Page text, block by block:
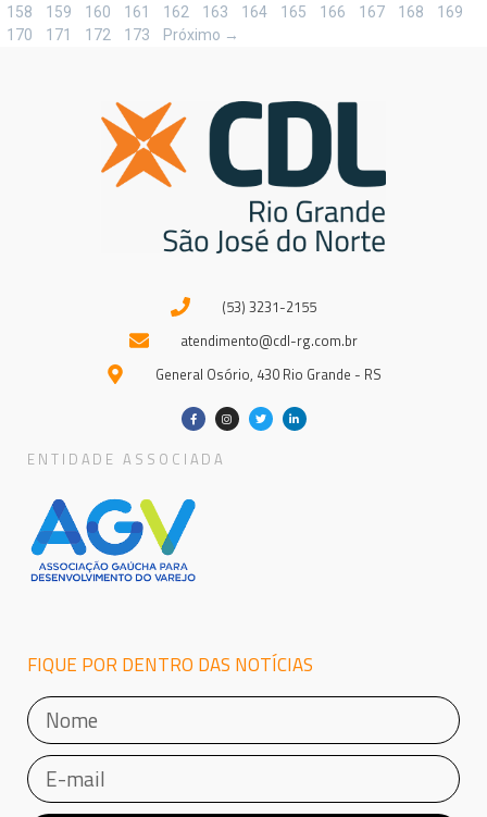
158
159 160 161 162 163 164 165 166 167 168
169
170
171 172 173 Próximo →
(53) 3231-2155
atendimento@cdl-rg.com.br
General Osório, 430 Rio Grande - RS
ENTIDADE ASSOCIADA
FIQUE POR DENTRO DAS NOTÍCIAS